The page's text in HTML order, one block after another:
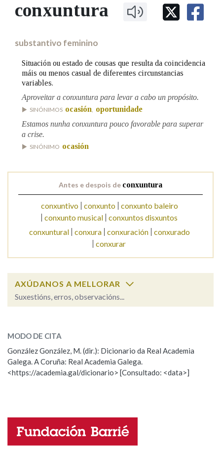
IDENTIDADE CORPORATIVA
MARCIAL DEL ADALID
FIGURAS HOMENAXEADAS
PRIMAVERA DAS LETRAS
PORTAL DAS PALABRAS
Facebook
TwitterYoutubeInstagram
Bluesky
BUSCAR NOS LEMAS
Remata por
Contén
BUSCAR NO CONTIDO
Nas definicións
Nos exemplos
OUTRAS OPCIÓNS DE BUSCA
Pertence a
conxuntura
substantivo feminino
Situación ou estado de cousas que resulta da coincidencia
máis ou menos casual de diferentes circunstancias
variables.
Aproveitar a conxuntura para levar a cabo un propósito.
SINÓNIMOS ocasión oportunidade
Estamos nunha conxuntura pouco favorable para superar
a crise.
SINÓNIMO ocasión
Antes e despois de conxuntura
conxuntivo conxunto
conxunto baleiro
conxunto musical
conxuntos disxuntos
conxuntural
conxura conxuración
conxurado
conxurar
AXÚDANOS A MELLORAR
Suxestións, erros, observacións...
ESCOLLE UNHA OPCIÓN:
Observación Hai un erro na palabra
Propoño mellorar a definición
Nome
MODO DE CITA
González González, M. (dir.): Dicionario da Real Academia
Galega. A Coruña: Real Academia Galega.
<https://academia.gal/dicionario> [Consultado: <data>]